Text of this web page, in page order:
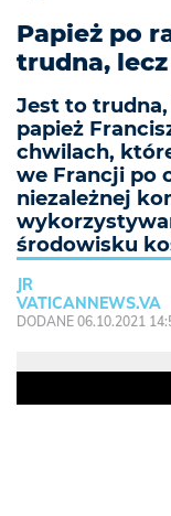
Papież po
trudna,
Jest to
papież
chwilach,
we Francji po
niezależnej
środowisku
JR
VATICANNEWS.VA
DODANE 06.10.2021